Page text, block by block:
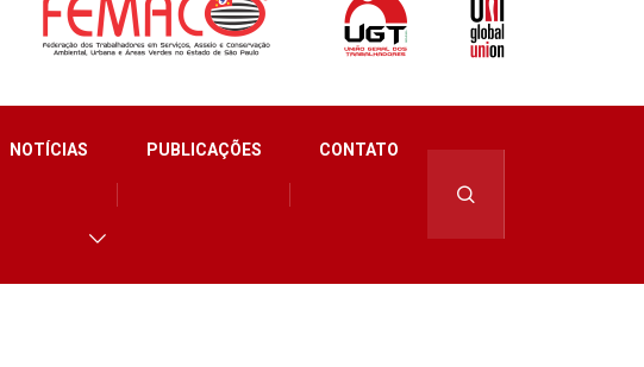
NOTÍCIAS PUBLICAÇÕES CONTATO